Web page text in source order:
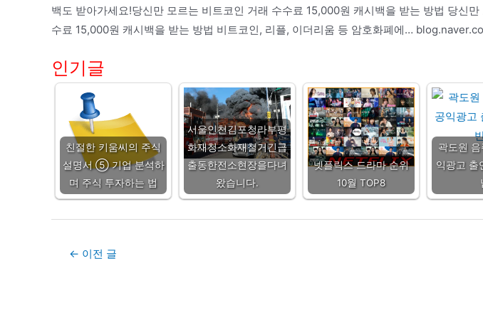
백도 받아가세요!당신만 모르는 비트코인 거래 수수료 15,000원 캐시백을 받는 방법 당신
수료 15,000원 캐시백을 받는 방법 비트코인, 리플, 이더리움 등 암호화폐에…
인기글
친절한 키움씨의 주식
설명서 ⑤ 기업 분석하
며 주식 투자하는 법
서울인천김포청라부평
화재청소화재철거긴급
출동한전소현장을다녀
왔습니다.
넷플릭스 드라마 순위
10월 TOP8
곽도원
익광고 출
Post← 이전 글